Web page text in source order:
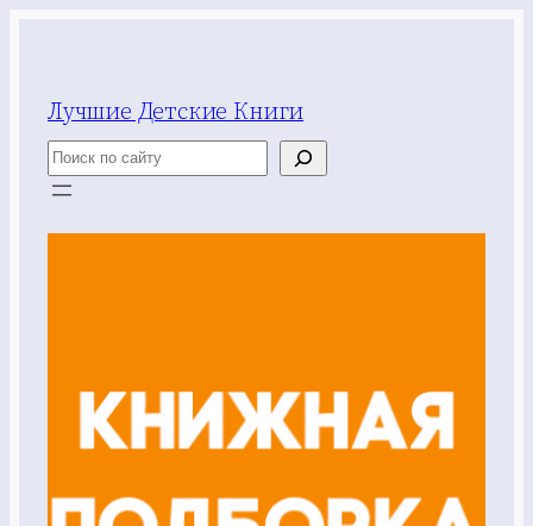
Лучшие Детские Книги
Поиск